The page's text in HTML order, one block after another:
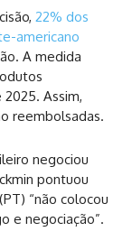
22% dos
americano
A medida
Assim,
reembolsadas.
negociou
pontuou
(PT) “não colocou
e negociação”.